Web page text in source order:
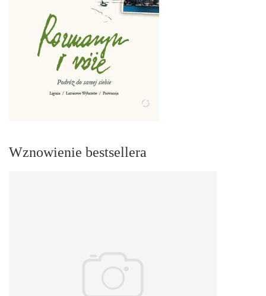
Wznowienie bestsellera